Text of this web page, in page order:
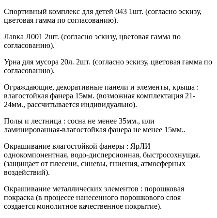
Спортивный комплекс для детей 043 1шт. (согласно эскизу,
цветовая гамма по согласованию).
Лавка Л001 2шт. (согласно эскизу, цветовая гамма по
согласованию).
Урна для мусора 20л. 2шт. (согласно эскизу, цветовая гамма по
согласованию).
Ограждающие, декоративные панели и элементы, крыша :
влагостойкая фанера 15мм. (возможная комплектация 21-
24мм., рассчитывается индивидуально).
Полы и лестница : сосна не менее 35мм., или
ламинированная-влагостойкая фанера не менее 15мм..
Окрашивание влагостойкой фанеры : ЯрЛИ
однокомпонентная, водо-дисперсионная, быстросохнущая.
(защищает от плесени, синевы, гниения, атмосферных
воздействий).
Окрашивание металлических элементов : порошковая
покраска (в процессе нанесенного порошкового слоя
создается монолитное качественное покрытие).